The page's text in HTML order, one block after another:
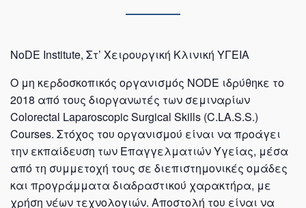
NoDE Institute, Στ’ Χειρουργική Κλινική ΥΓΕΙΑ
Ο μη κερδοσκοπικός οργανισμός NODE ιδρύθηκε το
2018 από τους διοργανωτές των σεμιναρίων
Colorectal Laparoscopic Surgical Skills (C.LA.S.S.)
Courses. Στόχος του οργανισμού είναι να προάγει
την εκπαίδευση των Επαγγελματιών Υγείας, μέσα
από τη συμμετοχή τους σε διεπιστημονικές ομάδες
και προγράμματα διαδραστικού χαρακτήρα, με
χρήση νέων τεχνολογιών. Αποστολή του είναι να